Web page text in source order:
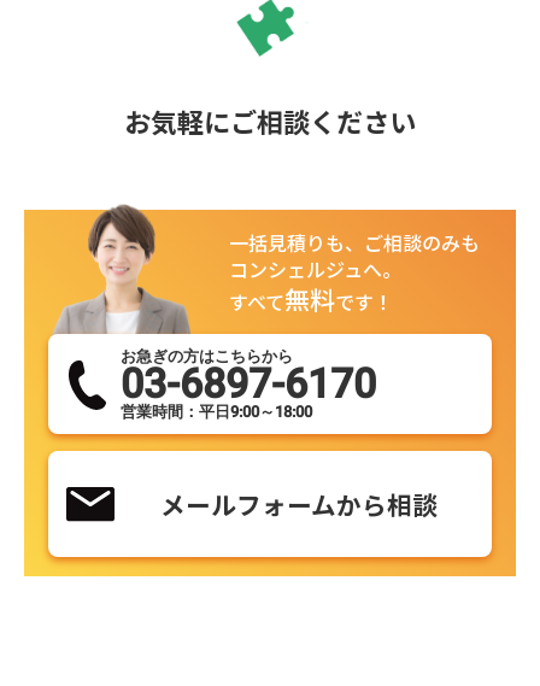
お気軽にご相談ください
一括見積りも、ご相談のみも
コンシェルジュへ。
すべて無料です！
お急ぎの方はこちらから
03-6897-6170
営業時間：平日9:00～18:00
メールフォームから相談